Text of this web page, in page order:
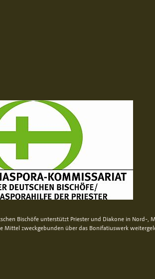
Bischöfe unterstützt Priester und Diakone in Nord-,
Mittel zweckgebunden über das Bonifatiuswerk